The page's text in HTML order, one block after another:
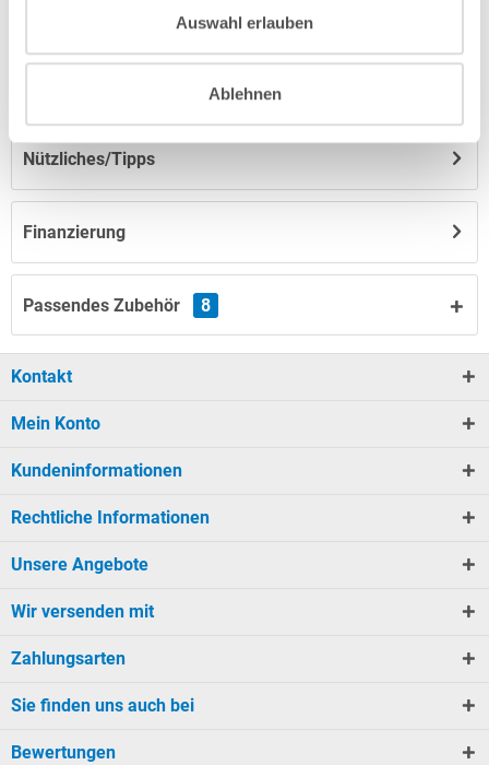
Auswahl erlauben
Ablehnen
Finanzierung
Anleitungen/Datenblätter
Hinweise zum Versand / zur Lagerung
Nützliches/Tipps
Passendes Zubehör 8
Kontakt
Mein Konto
Kundeninformationen
Rechtliche Informationen
Unsere Angebote
Wir versenden mit
Zahlungsarten
Sie finden uns auch bei
Bewertungen